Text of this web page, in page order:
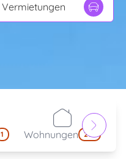
Vermietungen
1 Wohnungen 214